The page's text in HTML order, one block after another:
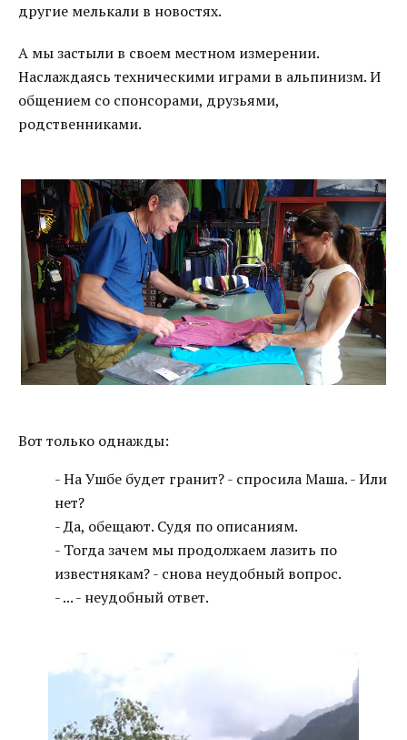
другие мелькали в новостях.
А мы застыли в своем местном измерении.
Наслаждаясь техническими играми в альпинизм. И
общением со спонсорами, друзьями,
родственниками.
Вот только однажды:
- На Ушбе будет гранит? - спросила Маша. - Или
нет?
- Да, обещают. Судя по описаниям.
- Тогда зачем мы продолжаем лазить по
известнякам? - снова неудобный вопрос.
- ... - неудобный ответ.